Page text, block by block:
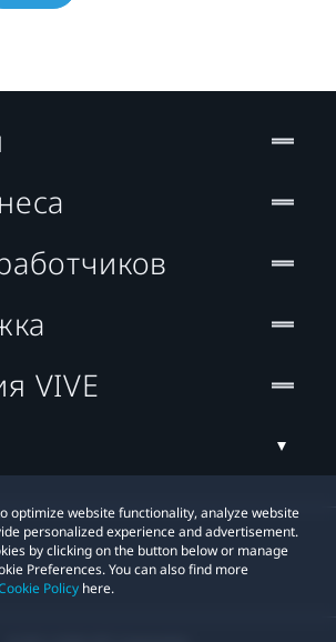
optimize website functionality, analyze website
personalized experience and advertisement.
by clicking on the button below or manage
Preferences. You can also find more
Policy here.
VIVE